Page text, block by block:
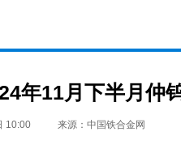
年11月下半月仲
10:00 来源：中国铁合金网